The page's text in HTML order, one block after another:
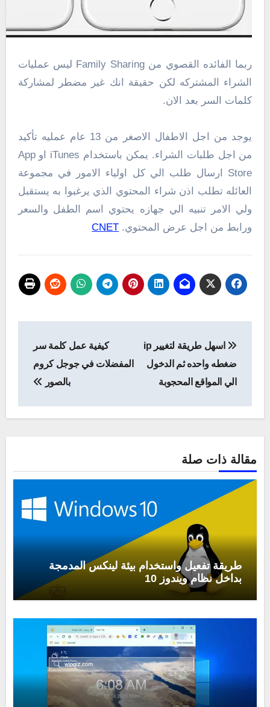
ربما الفائده القصوي من Family Sharing ليس عمليات
الشراء المشتركه لكن حقيقة انك غير مضطر لمشاركة
كلمات السر بعد الان.
يوجد من اجل الاطفال الاصغر من 13 عام عمليه تأكيد
من اجل طلبات الشراء. يمكن باستخدام iTunes او App
Store ارسال طلب الي كل اولياء الامور في مجموعة
العائله تطلب اذن شراء المحتوي الذي يرغبوا به يستقبل
ولي الامر تنبيه الي جهازه يحتوي اسم الطفل والسعر
ورابط من اجل عرض المحتوي. CNET
المقالات
اسهل طريقة لتغيير ip
ضغطه واحده ثم الدخول
الي المواقع المحجوبة
كيفية عمل كلمة سر
المفضلات في جوجل كروم
بالصور
مقالة ذات صلة
طريقة تفعيل واستخدام بيئة لينكس المدمجة
بداخل نظام ويندوز 10